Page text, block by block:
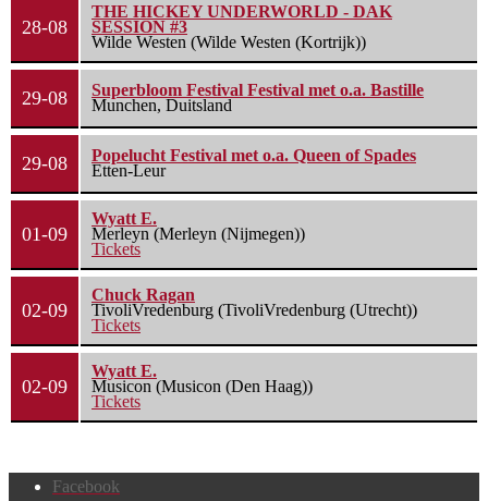
28-08
THE HICKEY UNDERWORLD - DAK
SESSION #3
Wilde Westen (Wilde Westen (Kortrijk))
29-08
Superbloom Festival Festival met o.a. Bastille
Munchen, Duitsland
29-08
Popelucht Festival met o.a. Queen of Spades
Etten-Leur
01-09
Wyatt E.
Merleyn (Merleyn (Nijmegen))
Tickets
02-09
Chuck Ragan
TivoliVredenburg (TivoliVredenburg (Utrecht))
Tickets
02-09
Wyatt E.
Musicon (Musicon (Den Haag))
Tickets
Facebook